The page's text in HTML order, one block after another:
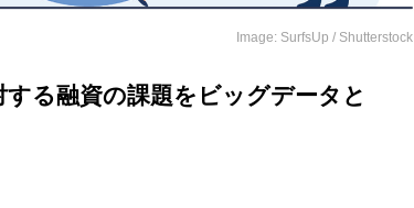
Image: SurfsUp / Shutterstock
る融資の課題をビッグデータと